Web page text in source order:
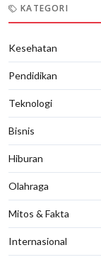
KATEGORI
Kesehatan
Pendidikan
Teknologi
Bisnis
Hiburan
Olahraga
Mitos & Fakta
Internasional